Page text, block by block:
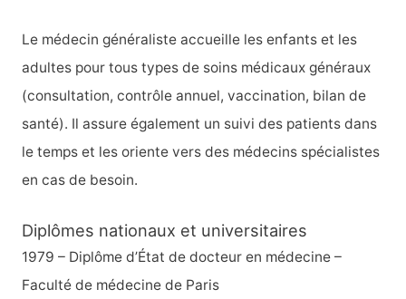
Le médecin généraliste accueille les enfants et les
adultes pour tous types de soins médicaux généraux
(consultation, contrôle annuel, vaccination, bilan de
santé). Il assure également un suivi des patients dans
le temps et les oriente vers des médecins spécialistes
en cas de besoin.
Diplômes nationaux et universitaires
1979 – Diplôme d’État de docteur en médecine –
Faculté de médecine de Paris